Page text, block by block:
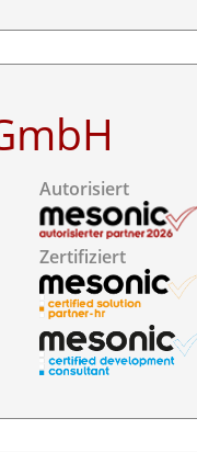
Autorisiert
Zertifiziert